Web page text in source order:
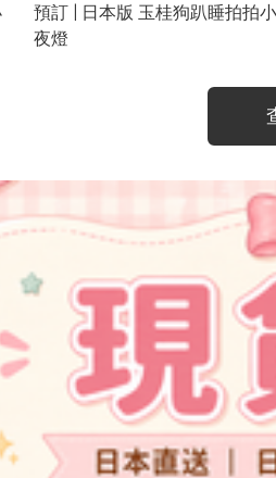
預訂 | 日本版 玉桂狗趴睡拍拍小
夜燈